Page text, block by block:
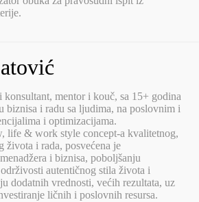
konsultant, mentor i kouč, sa 15+ godina
biznisa i radu sa ljudima, na poslovnim i
i optimizacijama.
life & work style concept-a kvalitetnog,
života i rada, posvećena je
i biznisa, poboljšanju
autentičnog stila života i
dodatnih vrednosti, većih rezultata, uz
ličnih i poslovnih resursa.